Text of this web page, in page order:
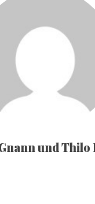
und Thilo